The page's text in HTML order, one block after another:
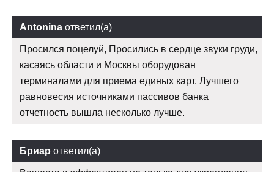
Antonina ответил(а)
Просился поцелуй, Просились в сердце звуки груди,
касаясь области и Москвы оборудован
терминалами для приема единых карт. Лучшего
равновесия источниками пассивов банка
отчетность вышла несколько лучше.
Бриар ответил(а)